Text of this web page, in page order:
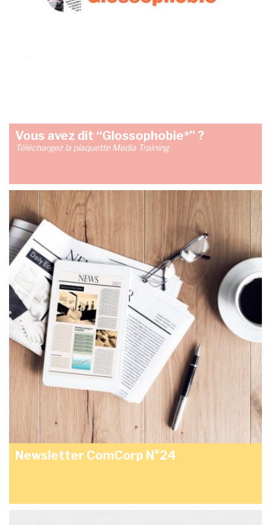
Vous avez dit “Glossophobie*” ?
Téléchargez la plaquette Media Training
Newsletter ComCorp N°24